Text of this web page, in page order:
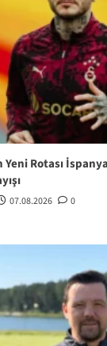
Rotası
07.08.2026 0